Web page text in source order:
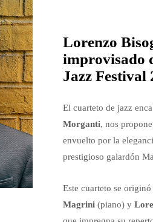
Lorenzo
improvisado
Jazz Festival
El cuarteto de jazz
Morganti, nos
envuelto por la
prestigioso galardón
Este cuarteto se
Magrini(piano) y